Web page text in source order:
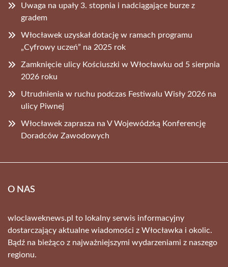
Uwaga na upały 3. stopnia i nadciągające burze z
gradem
Włocławek uzyskał dotację w ramach programu
„Cyfrowy uczeń” na 2025 rok
Zamknięcie ulicy Kościuszki w Włocławku od 5 sierpnia
2026 roku
Utrudnienia w ruchu podczas Festiwalu Wisły 2026 na
ulicy Piwnej
Włocławek zaprasza na V Wojewódzką Konferencję
Doradców Zawodowych
O NAS
wloclaweknews.pl to lokalny serwis informacyjny
dostarczający aktualne wiadomości z Włocławka i okolic.
Bądź na bieżąco z najważniejszymi wydarzeniami z naszego
regionu.